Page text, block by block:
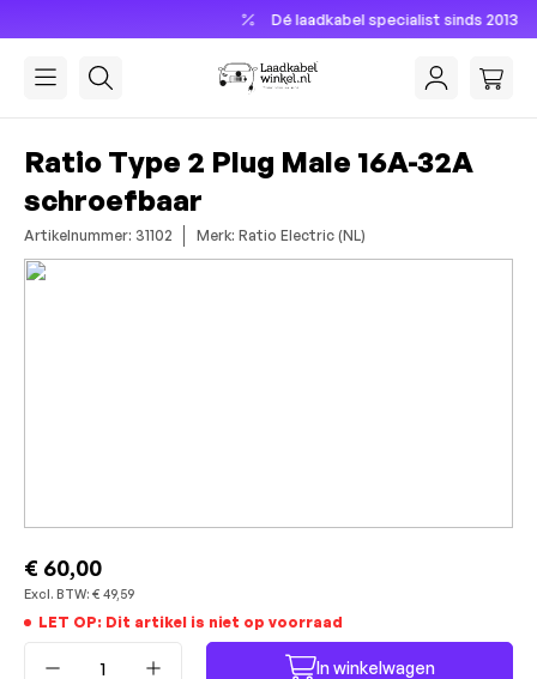
Dé laadkabel specialist sinds 2013
Ratio Type 2 Plug Male 16A-32A
schroefbaar
Artikelnummer: 31102 Merk: Ratio Electric (NL)
Afbeeldingengalerij overslaan
€ 60,00
Excl. BTW: € 49,59
LET OP: Dit artikel is niet op voorraad
Producthoeveelheid: Voer de
In winkelwagen